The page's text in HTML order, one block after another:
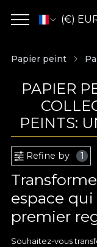
(€)
Papier peint
PAPIER
PEINTS:
Refine by 1
espace
premier
Souhaitez-vous